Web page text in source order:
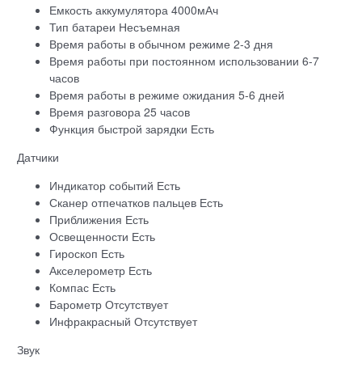
Емкость аккумулятора 4000мАч
Тип батареи Несъемная
Время работы в обычном режиме 2-3 дня
Время работы при постоянном использовании 6-7
часов
Время работы в режиме ожидания 5-6 дней
Время разговора 25 часов
Функция быстрой зарядки Есть
Датчики
Индикатор событий Есть
Сканер отпечатков пальцев Есть
Приближения Есть
Освещенности Есть
Гироскоп Есть
Акселерометр Есть
Компас Есть
Барометр Отсутствует
Инфракрасный Отсутствует
Звук